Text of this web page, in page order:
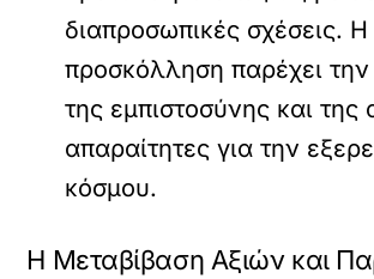
διαπροσωπικές σχέσεις.
προσκόλληση παρέχει
της εμπιστοσύνης και της
απαραίτητες για την
κόσμου.
Η Μεταβίβαση Αξιών και